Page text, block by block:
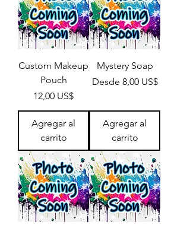
Custom Makeup
Pouch
Precio
12,00 US$
Agregar al
carrito
Mystery Soap
Desde 8,00 US$
Precio de oferta
Agregar al
carrito